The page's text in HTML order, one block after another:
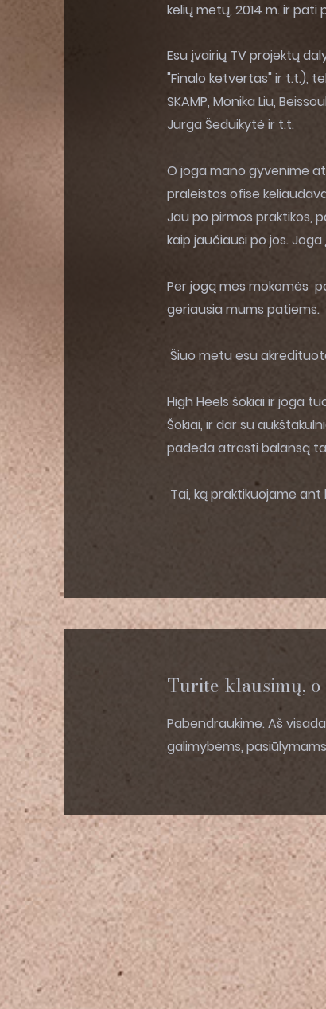
kelių metų, 2014 m. ir
Esu įvairių TV projektų
"Finalo ketvertas" ir t.t.),
SKAMP, Monika Liu,
Jurga Šeduikytė ir t.t.
O joga mano gyvenime
praleistos ofise
Jau po pirmos praktikos,
kaip jaučiausi po jos.
Per jogą mes mokomės
geriausia mums patiems.
Šiuo metu esu
High Heels šokiai ir joga
Šokiai, ir dar su
padeda atrasti balansą
Tai, ką praktikuojame ant
Turite klausimų,
Pabendraukime. Aš
galimybėms,